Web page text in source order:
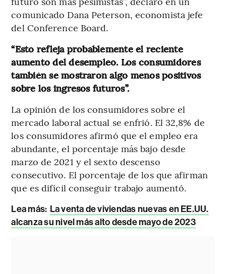
comunicado Dana Peterson, economista jefe
del Conference Board.
“Esto refleja probablemente el reciente
aumento del desempleo. Los consumidores
también se mostraron algo menos positivos
sobre los ingresos futuros”.
La opinión de los consumidores sobre el
mercado laboral actual se enfrió. El 32,8% de
los consumidores afirmó que el empleo era
abundante, el porcentaje más bajo desde
marzo de 2021 y el sexto descenso
consecutivo. El porcentaje de los que afirman
que es difícil conseguir trabajo aumentó.
Lea más: La venta de viviendas nuevas en EE.UU.
alcanza su nivel más alto desde mayo de 2023